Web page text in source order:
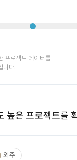
프로젝트 데이터를
니다.
높은 프로젝트를
외주